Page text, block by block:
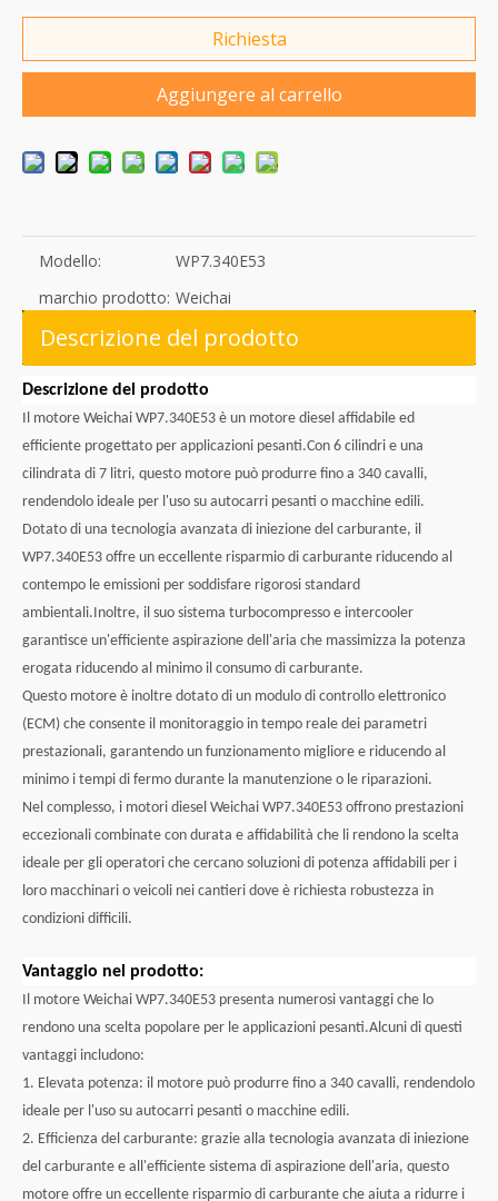
Richiesta
Aggiungere al carrello
Modello:
WP7.340E53
marchio prodotto: Weichai
Descrizione del prodotto
Descrizione del prodotto
Il motore Weichai WP7.340E53 è un motore diesel affidabile ed
efficiente progettato per applicazioni pesanti.Con 6 cilindri e una
cilindrata di 7 litri, questo motore può produrre fino a 340 cavalli,
rendendolo ideale per l'uso su autocarri pesanti o macchine edili.
Dotato di una tecnologia avanzata di iniezione del carburante, il
WP7.340E53 offre un eccellente risparmio di carburante riducendo al
contempo le emissioni per soddisfare rigorosi standard
ambientali.Inoltre, il suo sistema turbocompresso e intercooler
garantisce un'efficiente aspirazione dell'aria che massimizza la potenza
erogata riducendo al minimo il consumo di carburante.
Questo motore è inoltre dotato di un modulo di controllo elettronico
(ECM) che consente il monitoraggio in tempo reale dei parametri
prestazionali, garantendo un funzionamento migliore e riducendo al
minimo i tempi di fermo durante la manutenzione o le riparazioni.
Nel complesso, i motori diesel Weichai WP7.340E53 offrono prestazioni
eccezionali combinate con durata e affidabilità che li rendono la scelta
ideale per gli operatori che cercano soluzioni di potenza affidabili per i
loro macchinari o veicoli nei cantieri dove è richiesta robustezza in
condizioni difficili.
Vantaggio nel prodotto:
Il motore Weichai WP7.340E53 presenta numerosi vantaggi che lo
rendono una scelta popolare per le applicazioni pesanti.Alcuni di questi
vantaggi includono:
1. Elevata potenza: il motore può produrre fino a 340 cavalli, rendendolo
ideale per l'uso su autocarri pesanti o macchine edili.
2. Efficienza del carburante: grazie alla tecnologia avanzata di iniezione
del carburante e all'efficiente sistema di aspirazione dell'aria, questo
motore offre un eccellente risparmio di carburante che aiuta a ridurre i